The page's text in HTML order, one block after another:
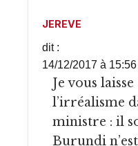
JEREVE
dit :
14/12/2017 à 15:56
Je vous laisse apprécier
l’irréalisme
ministre : il
Burundi